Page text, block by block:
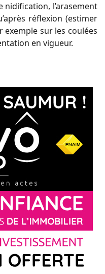
nidification, l’arasement
réflexion (estimer
exemple sur les coulées
en vigueur.